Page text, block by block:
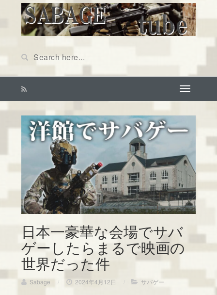
日本一豪華な会場でサバ
ゲーしたらまるで映画の
世界だった件
Sabage / 2024年4月12日 サバゲー